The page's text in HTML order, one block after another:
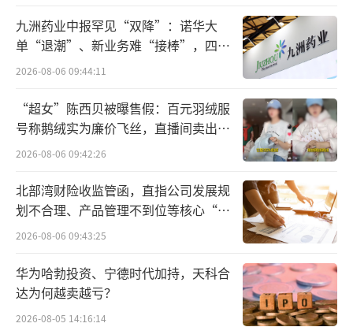
记者顺着游客提供的线索查询发现，在水
上乐园有着“踩坑”体验的人不在少数。除了
园外，被游客点名的还有武汉玛雅海滩水公
园、芜湖方特水上乐园、广州长隆水上乐园
等。
综合游客的反馈来看，各地水上乐园的卫
生情况参差不齐，游客的反映最多的便是水中
九洲药业中报罕见“双降”：诺华大
单“退潮”、新业务难“接棒”，四大
难关待闯
2026-08-06 09:44:11
“超女”陈西贝被曝售假：百元羽绒服
号称鹅绒实为廉价飞丝，直播间卖出超
百万元
2026-08-06 09:42:26
北部湾财险收监管函，直指公司发展规
划不合理、产品管理不到位等核心“痛
点”
2026-08-06 09:43:25
华为哈勃投资、宁德时代加持，天科合
达为何越卖越亏？
2026-08-05 14:16:14